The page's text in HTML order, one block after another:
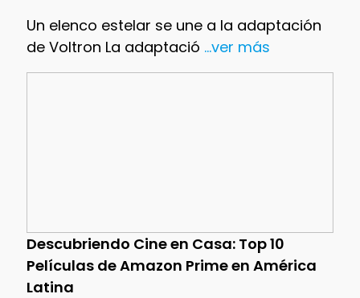
Un elenco estelar se une a la adaptación
de Voltron La adaptació ...ver más
Descubriendo Cine en Casa: Top 10
Películas de Amazon Prime en América
Latina